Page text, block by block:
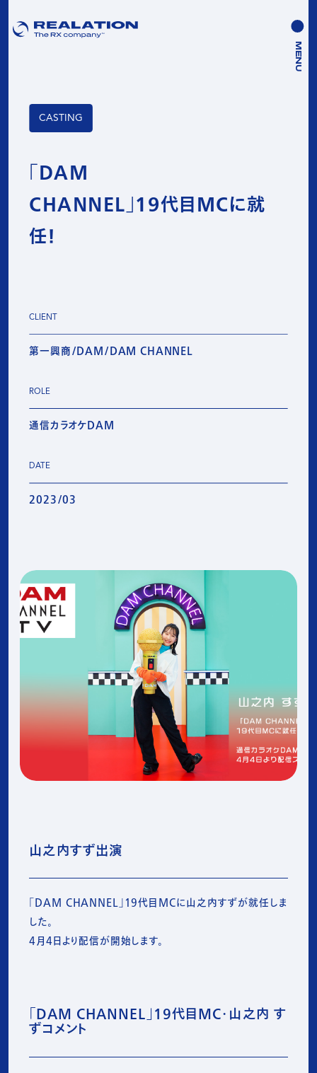
MENU
CASTING
「DAM
CHANNEL」19代目MCに就
任！
CLIENT
第一興商/DAM/DAM CHANNEL
ROLE
通信カラオケDAM
DATE
2023/03
山之内すず出演
「DAM CHANNEL」19代目MCに山之内すずが就任しま
した。
4月4日より配信が開始します。
「DAM CHANNEL」19代目MC・山之内 す
ずコメント